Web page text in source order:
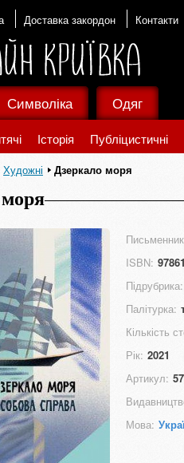
Доставка закордон Контакти
Історія Публіцистичні
Символіка Одяг
Художні Дзеркало моря
ISBN:
Підрубрика:
Палітурка:
Кількість
Рік: 2021
Артикул:
Мова: